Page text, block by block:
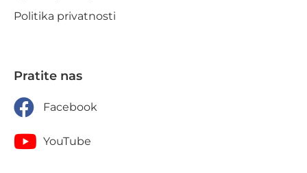
Politika privatnosti
Pratite nas
Facebook
YouTube